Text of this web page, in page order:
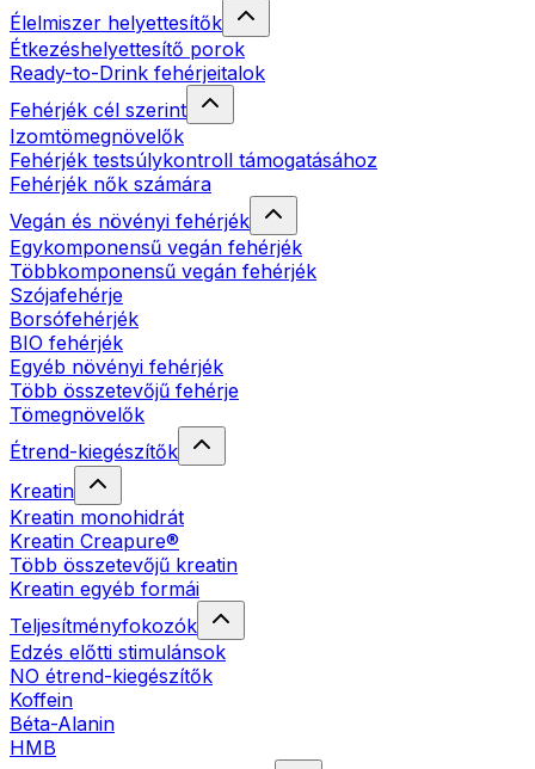
Élelmiszer helyettesítők
Étkezéshelyettesítő porok
Ready-to-Drink fehérjeitalok
Fehérjék cél szerint
Izomtömegnövelők
Fehérjék testsúlykontroll támogatásához
Fehérjék nők számára
Vegán és növényi fehérjék
Egykomponensű vegán fehérjék
Többkomponensű vegán fehérjék
Szójafehérje
Borsófehérjék
BIO fehérjék
Egyéb növényi fehérjék
Több összetevőjű fehérje
Tömegnövelők
Étrend-kiegészítők
Kreatin
Kreatin monohidrát
Kreatin Creapure®
Több összetevőjű kreatin
Kreatin egyéb formái
Teljesítményfokozók
Edzés előtti stimulánsok
NO étrend-kiegészítők
Koffein
Béta-Alanin
HMB